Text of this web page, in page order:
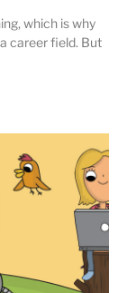
which is why
career field. But